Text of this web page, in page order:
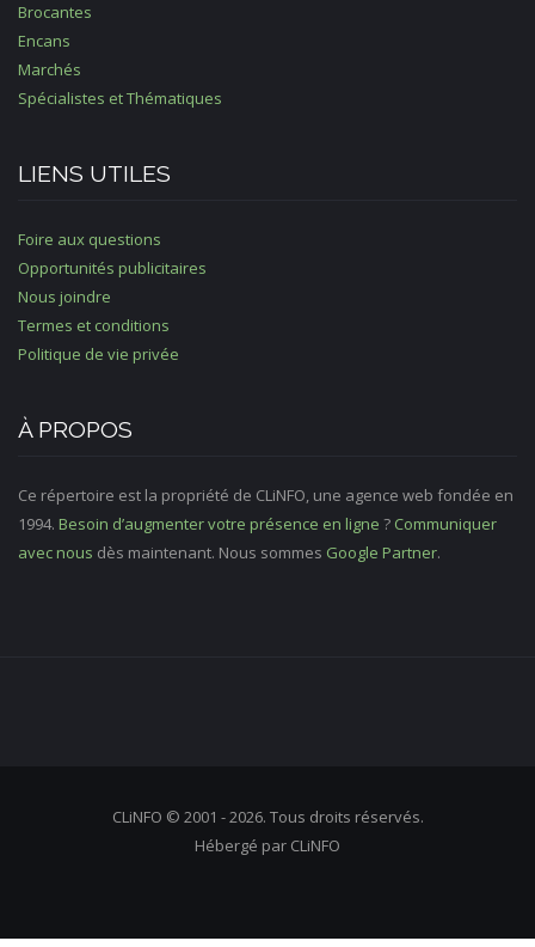
Brocantes
Encans
Marchés
Spécialistes et Thématiques
LIENS UTILES
Foire aux questions
Opportunités publicitaires
Nous joindre
Termes et conditions
Politique de vie privée
À PROPOS
Ce répertoire est la propriété de CLiNFO, une agence web fondée en
1994. Besoin d’augmenter votre présence en ligne ? Communiquer
avec nous dès maintenant. Nous sommes Google Partner.
CLiNFO © 2001 - 2026. Tous droits réservés.
Hébergé par CLiNFO